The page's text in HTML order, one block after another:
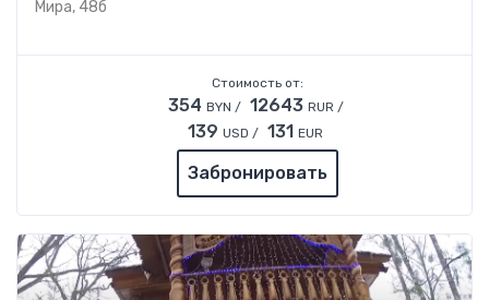
Мира, 48б
Стоимость от:
354 BYN / 12643 RUR /
139 USD / 131 EUR
Забронировать